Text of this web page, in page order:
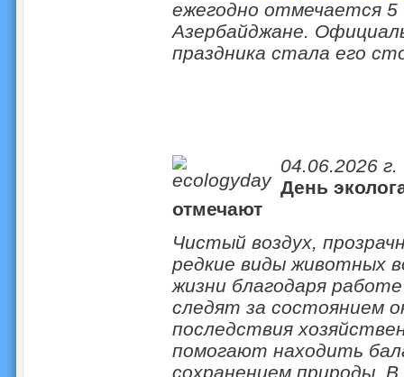
ежегодно отмечается 5
Азербайджане.
праздника стала его
04.06.2026 г.
День
отмечают
Чистый воздух,
редкие виды животных
жизни благодаря
следят за состоянием
последствия
помогают находить
сохранением природы.